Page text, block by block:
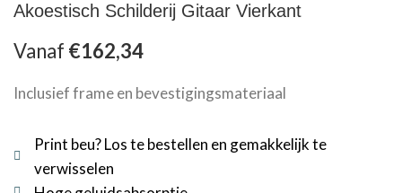
Akoestisch Schilderij Gitaar Vierkant
Vanaf €162,34
Inclusief frame en bevestigingsmateriaal
Print beu? Los te bestellen en gemakkelijk te
verwisselen